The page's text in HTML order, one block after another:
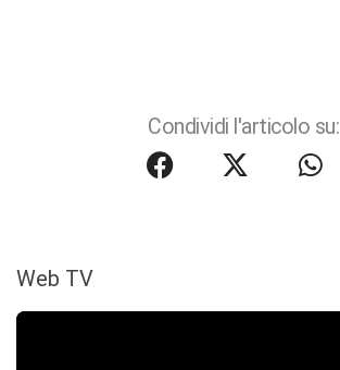
Condividi l'articolo su:
Web TV